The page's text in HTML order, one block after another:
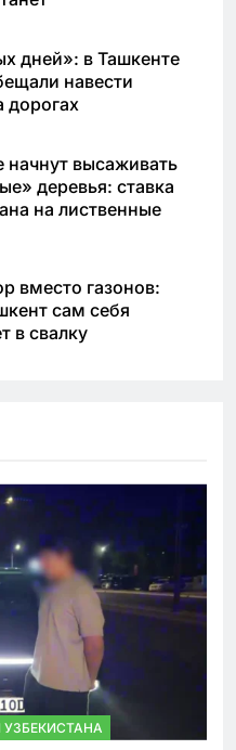
дней»: в Ташкенте
навести
дорогах
начнут высаживать
деревья: ставка
на лиственные
вместо газонов:
сам себя
в свалку